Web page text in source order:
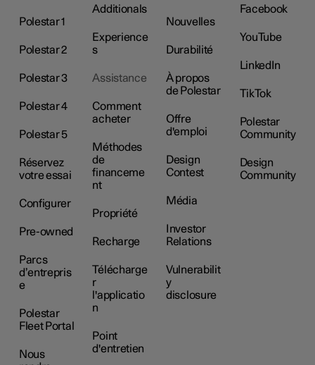
Polestar 1
Polestar 2
Polestar 3
Polestar 4
Polestar 5
Réservez
votre essai
Configurer
Pre-owned
Parcs
d’entrepris
e
Polestar
Fleet Portal
Nous
Additionals
Experience
s
Assistance
Comment
acheter
Méthodes
de
financeme
nt
Propriété
Recharge
Télécharge
r
l'applicatio
n
Point
d'entretien
Nouvelles
Durabilité
À propos
de Polestar
Offre
d'emploi
Design
Contest
Média
Investor
Relations
Vulnerabilit
y
disclosure
Facebook
YouTube
LinkedIn
TikTok
Polestar
Community
Design
Community